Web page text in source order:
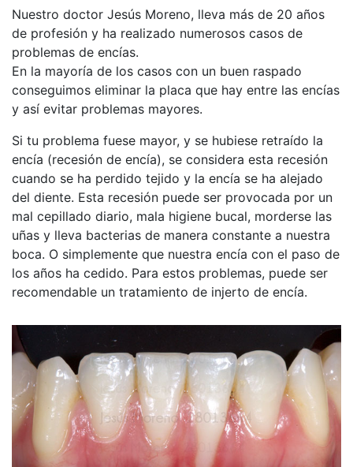
Nuestro doctor Jesús Moreno, lleva más de 20 años
de profesión y ha realizado numerosos casos de
problemas de encías.
En la mayoría de los casos con un buen raspado
conseguimos eliminar la placa que hay entre las encías
y así evitar problemas mayores.
Si tu problema fuese mayor, y se hubiese retraído la
encía (recesión de encía), se considera esta recesión
cuando se ha perdido tejido y la encía se ha alejado
del diente. Esta recesión puede ser provocada por un
mal cepillado diario, mala higiene bucal, morderse las
uñas y lleva bacterias de manera constante a nuestra
boca. O simplemente que nuestra encía con el paso de
los años ha cedido. Para estos problemas, puede ser
recomendable un tratamiento de injerto de encía.